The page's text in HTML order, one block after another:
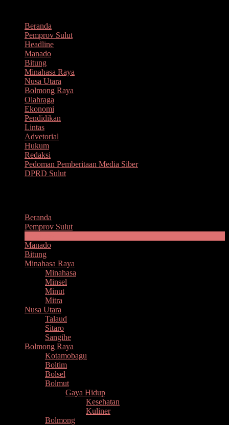
kontenBeranda
Pemprov Sulut
Headline
Manado
Bitung
Minahasa Raya
Nusa Utara
Bolmong Raya
Olahraga
Ekonomi
Pendidikan
Lintas
Advetorial
Hukum
Redaksi
Pedoman Pemberitaan Media Siber
DPRD Sulut
Beranda
Pemprov Sulut
Manado
Bitung
Minahasa Raya
Minahasa
Minsel
Minut
Mitra
Nusa Utara
Talaud
Sitaro
Sangihe
Bolmong Raya
Kotamobagu
Boltim
Bolsel
Bolmut
Gaya Hidup
Kesehatan
Kuliner
Bolmong